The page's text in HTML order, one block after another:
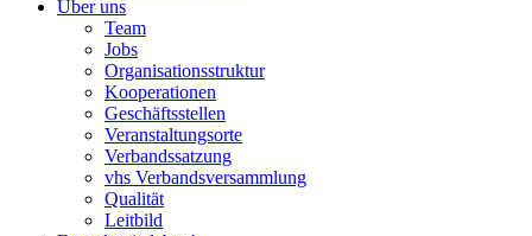
Über uns
Team
Jobs
Organisationsstruktur
Kooperationen
Geschäftsstellen
Veranstaltungsorte
Verbandssatzung
vhs Verbandsversammlung
Qualität
Leitbild